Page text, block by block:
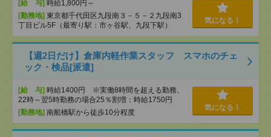
[給 与] 時給1,800円～
[勤務地] 東京都千代田区九段南３－５－２九段南3
丁目ビル5F（最寄り駅：市ヶ谷駅、九段下駅）
気になる！
【週2日だけ】倉庫内軽作業スタッフ スマホのチェ
ック・検品[派遣]
[給 与] 時給1400円 ※実働8時間を超える勤務、
22時～翌5時勤務の場合25％割増：時給1750円
[勤務地] 南船橋駅から徒歩10分程度
気になる！